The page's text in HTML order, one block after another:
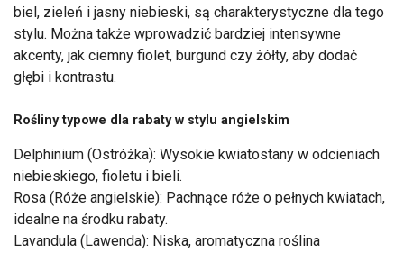
biel, zieleń i jasny niebieski, są charakterystyczne dla tego
stylu. Można także wprowadzić bardziej intensywne
akcenty, jak ciemny fiolet, burgund czy żółty, aby dodać
głębi i kontrastu.
Rośliny typowe dla rabaty w stylu angielskim
Delphinium (Ostróżka): Wysokie kwiatostany w odcieniach
niebieskiego, fioletu i bieli.
Rosa (Róże angielskie): Pachnące róże o pełnych kwiatach,
idealne na środku rabaty.
Lavandula (Lawenda): Niska, aromatyczna roślina